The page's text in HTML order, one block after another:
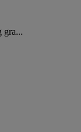
gra...